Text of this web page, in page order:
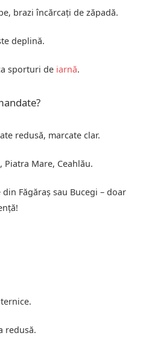
brazi încărcați de zăpadă.
deplină.
sporturi de iarnă.
redusă, marcate clar.
Piatra Mare, Ceahlău.
din Făgăraș sau Bucegi – doar
redusă.